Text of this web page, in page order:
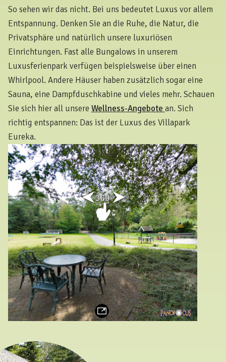
So sehen wir das nicht. Bei uns bedeutet Luxus vor allem
Entspannung. Denken Sie an die Ruhe, die Natur, die
Privatsphäre und natürlich unsere luxuriösen
Einrichtungen. Fast alle Bungalows in unserem
Luxusferienpark verfügen beispielsweise über einen
Whirlpool. Andere Häuser haben zusätzlich sogar eine
Sauna, eine Dampfduschkabine und vieles mehr. Schauen
Sie sich hier all unsere Wellness-Angebote an. Sich
richtig entspannen: Das ist der Luxus des Villapark
Eureka.